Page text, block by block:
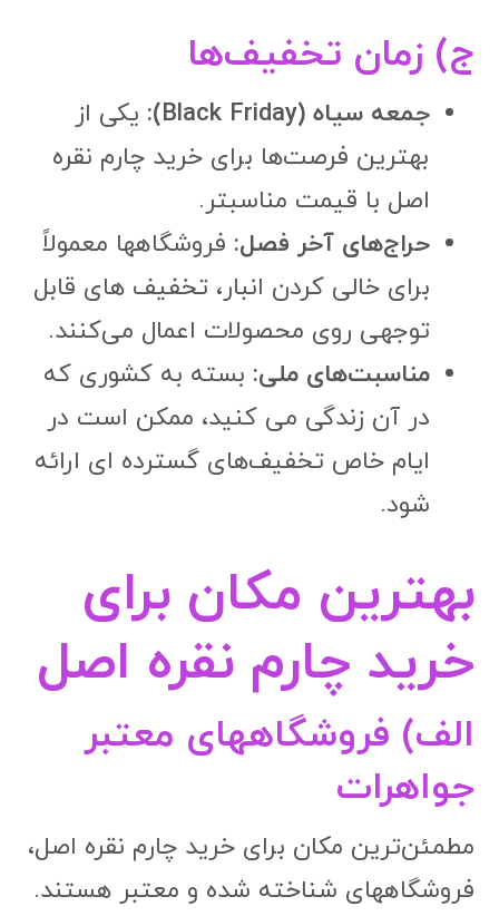
ج) زمان تخفیف‌ها
جمعه سیاه (Black Friday):
یکی از
بهترین فرصت‌ها برای خرید چارم نقره
اصل با قیمت مناسبتر.
حراج‌های آخر فصل: فروشگاهها معمولاً
برای خالی کردن انبار، تخفیف های قابل
توجهی روی محصولات اعمال می‌کنند.
مناسبت‌های ملی: بسته به کشوری که
در آن زندگی می کنید، ممکن است در
ایام خاص تخفیف‌های گسترده ای ارائه
شود.
بهترین مکان برای
خرید چارم نقره اصل
الف) فروشگاههای معتبر
جواهرات
مطمئن‌ترین مکان برای خرید چارم نقره اصل،
فروشگاههای شناخته شده و معتبر هستند.